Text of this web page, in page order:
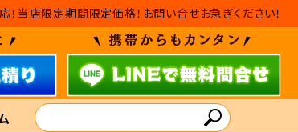
当店限定期間限定価格！お問い合せお急ぎください！